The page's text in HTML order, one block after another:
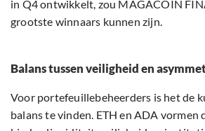
in Q4 ontwikkelt, zou MAGACOIN
grootste winnaars kunnen zijn.
Balans tussen veiligheid en
Voor portefeuillebeheerders is het de
balans te vinden. ETH en ADA vormen